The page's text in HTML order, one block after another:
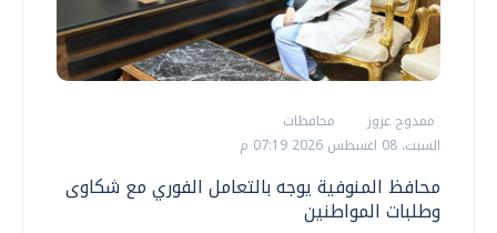
ممدوح عزوز
محافظات
السبت، 08 اغسطس 2026 07:19 م
محافظ المنوفية يوجه بالتعامل الفوري مع شكاوى
وطلبات المواطنين